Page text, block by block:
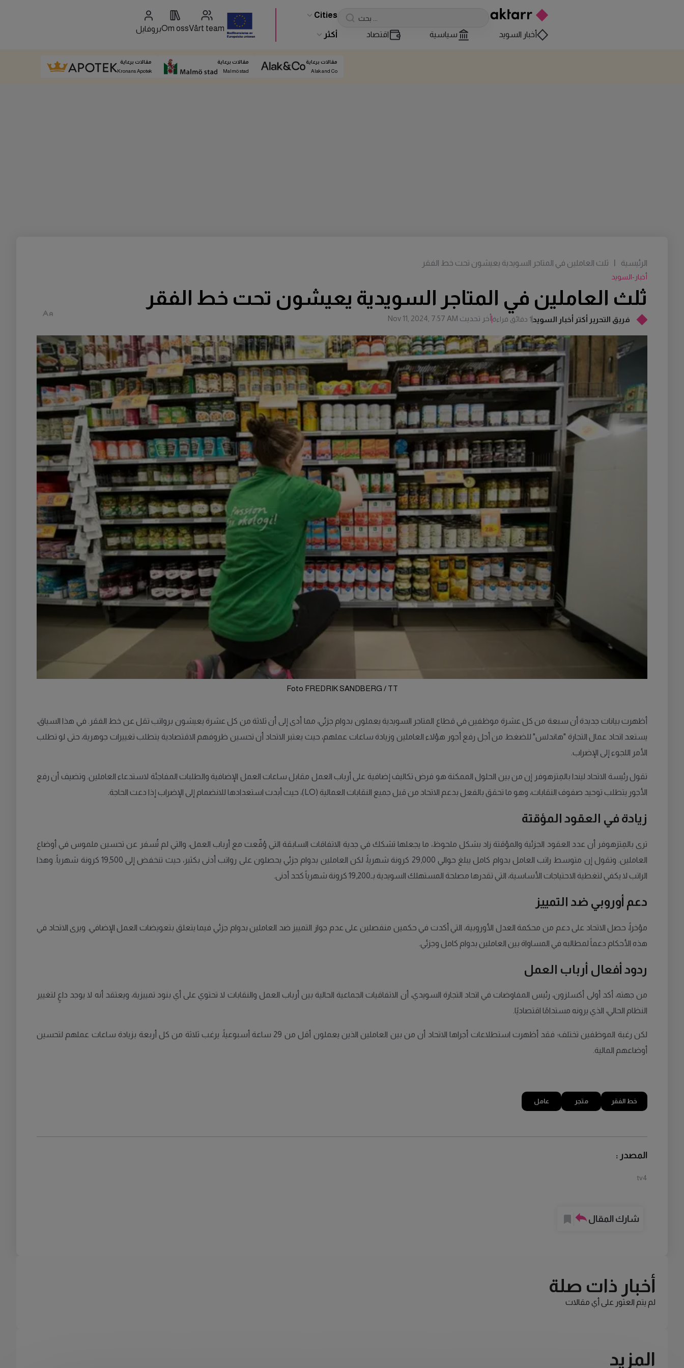
Cities
أخبار السويد سياسية اقتصاد أكثر
Vårt team
Om ossبروفايل
مقالات برعاية
Alak and Co
مقالات برعاية
Malmö stad
مقالات برعاية
Kronans Apotek
فريق التحرير أكتر أخبار السويد1 دقائق قراءة أخر تحديث Nov 11, 2024, 7:57 AM
ثلث العاملين في المتاجر السويدية يعيشون تحت خط الفقر
أخبار-السويد
الرئيسية ثلث العاملين في المتاجر السويدية يعيشون تحت خط الفقر
Foto FREDRIK SANDBERG / TT
أظهرت بيانات جديدة أن سبعة من كل عشرة موظفين في قطاع المتاجر السويدية يعملون بدوام جزئي، مما أدى إلى أن ثلاثة من كل عشرة يعيشون برواتب تقل عن خط الفقر. في هذا السياق،
يستعد اتحاد عمال التجارة "هاندلس" للضغط من أجل رفع أجور هؤلاء العاملين وزيادة ساعات عملهم، حيث يعتبر الاتحاد أن تحسين ظروفهم الاقتصادية يتطلب تغييرات جوهرية، حتى لو تطلب
الأمر اللجوء إلى الإضراب.
تقول رئيسة الاتحاد ليندا بالمِتزهوفر إن من بين الحلول الممكنة هو فرض تكاليف إضافية على أرباب العمل مقابل ساعات العمل الإضافية والطلبات المفاجئة لاستدعاء العاملين. وتضيف أن رفع
الأجور يتطلب توحيد صفوف النقابات، وهو ما تحقق بالفعل بدعم الاتحاد من قبل جميع النقابات العمالية (LO)، حيث أبدت استعدادها للانضمام إلى الإضراب إذا دعت الحاجة.
زيادة في العقود المؤقتة
ترى بالمِتزهوفر أن عدد العقود الجزئية والمؤقتة زاد بشكل ملحوظ، ما يجعلها تشكك في جدية الاتفاقات السابقة التي وُقّعت مع أرباب العمل، والتي لم تُسفر عن تحسين ملموس في أوضاع
العاملين. وتقول إن متوسط راتب العامل بدوام كامل يبلغ حوالي 29,000 كرونة شهرياً، لكن العاملين بدوام جزئي يحصلون على رواتب أدنى بكثير، حيث تنخفض إلى 19,500 كرونة شهرياً. وهذا
الراتب لا يكفي لتغطية الاحتياجات الأساسية، التي تقدرها مصلحة المستهلك السويدية بـ19,200 كرونة شهرياً كحد أدنى.
دعم أوروبي ضد التمييز
مؤخراً، حصل الاتحاد على دعم من محكمة العدل الأوروبية، التي أكدت في حكمين منفصلين على عدم جواز التمييز ضد العاملين بدوام جزئي فيما يتعلق بتعويضات العمل الإضافي. ويرى الاتحاد في
هذه الأحكام دعماً لمطالبه في المساواة بين العاملين بدوام كامل وجزئي.
ردود أفعال أرباب العمل
من جهته، أكد أولى أكسلزون، رئيس المفاوضات في اتحاد التجارة السويدي، أن الاتفاقيات الجماعية الحالية بين أرباب العمل والنقابات لا تحتوي على أي بنود تمييزية، ويعتقد أنه لا يوجد داعٍ لتغيير
النظام الحالي، الذي يرونه مستدامًا اقتصاديًا.
لكن رغبة الموظفين تختلف؛ فقد أظهرت استطلاعات أجراها الاتحاد أن من بين العاملين الذين يعملون أقل من 29 ساعة أسبوعياً، يرغب ثلاثة من كل أربعة بزيادة ساعات عملهم لتحسين
أوضاعهم المالية.
خط الفقر متجر عامل
المصدر :
tv4
شارك المقال
أخبار ذات صلة
لم يتم العثور على أي مقالات
المزيد